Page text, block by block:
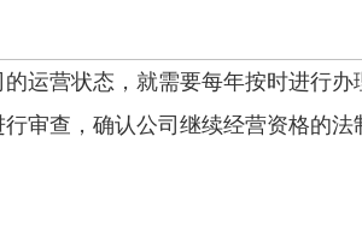
运营状态，就需要每年按时进行
审查，确认公司继续经营资格的法